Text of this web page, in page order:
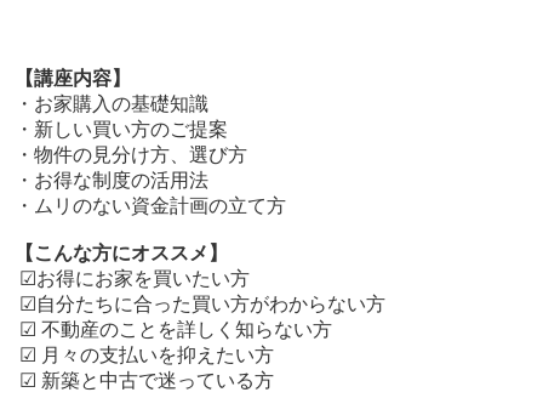
【講座内容】
・お家購入の基礎知識
・新しい買い方のご提案
・物件の見分け方、選び方
・お得な制度の活用法
・ムリのない資金計画の立て方
【こんな方にオススメ】
☑お得にお家を買いたい方
☑自分たちに合った買い方がわからない方
☑ 不動産のことを詳しく知らない方
☑ 月々の支払いを抑えたい方
☑ 新築と中古で迷っている方